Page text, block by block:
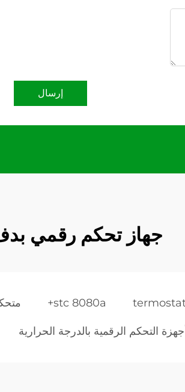
إرسال
جهاز تحكم رقمي
stc 8080a+
التحكم الرقمية بالدرجة الحرارية